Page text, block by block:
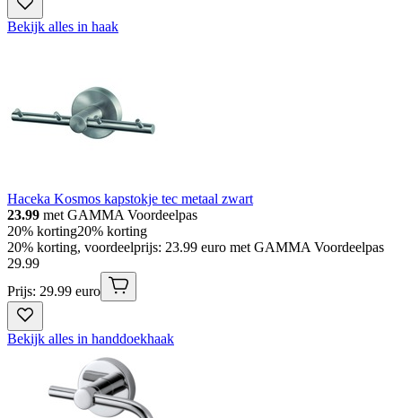
Bekijk alles in haak
Haceka Kosmos kapstokje tec metaal zwart
23.99 met GAMMA Voordeelpas
20% korting20% korting
20% korting, voordeelprijs: 23.99 euro met GAMMA Voordeelpas
29.99
Prijs: 29.99 euro
Bekijk alles in handdoekhaak